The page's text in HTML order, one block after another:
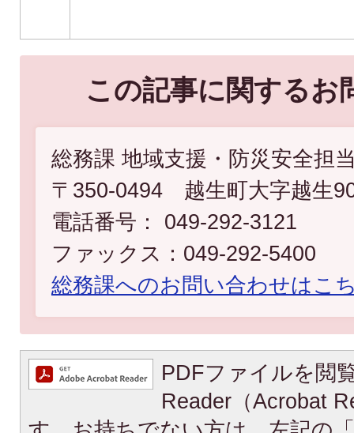
この記事に関するお
総務課 地域支援・防災安全担
〒350-0494 越生町大字越生
電話番号： 049-292-3121
ファックス：049-292-5400
総務課へのお問い合わせはこ
PDFファイルを閲
Reader（Acrobat